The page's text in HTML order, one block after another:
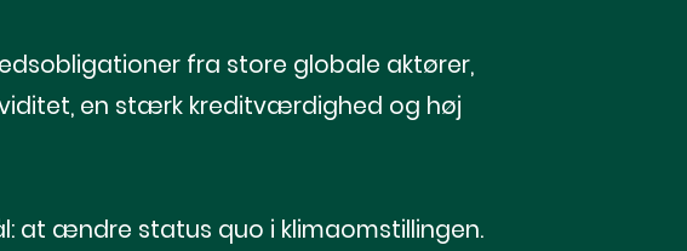
fra store globale aktører,
en stærk kreditværdighed og høj
at ændre status quo i klimaomstillingen.